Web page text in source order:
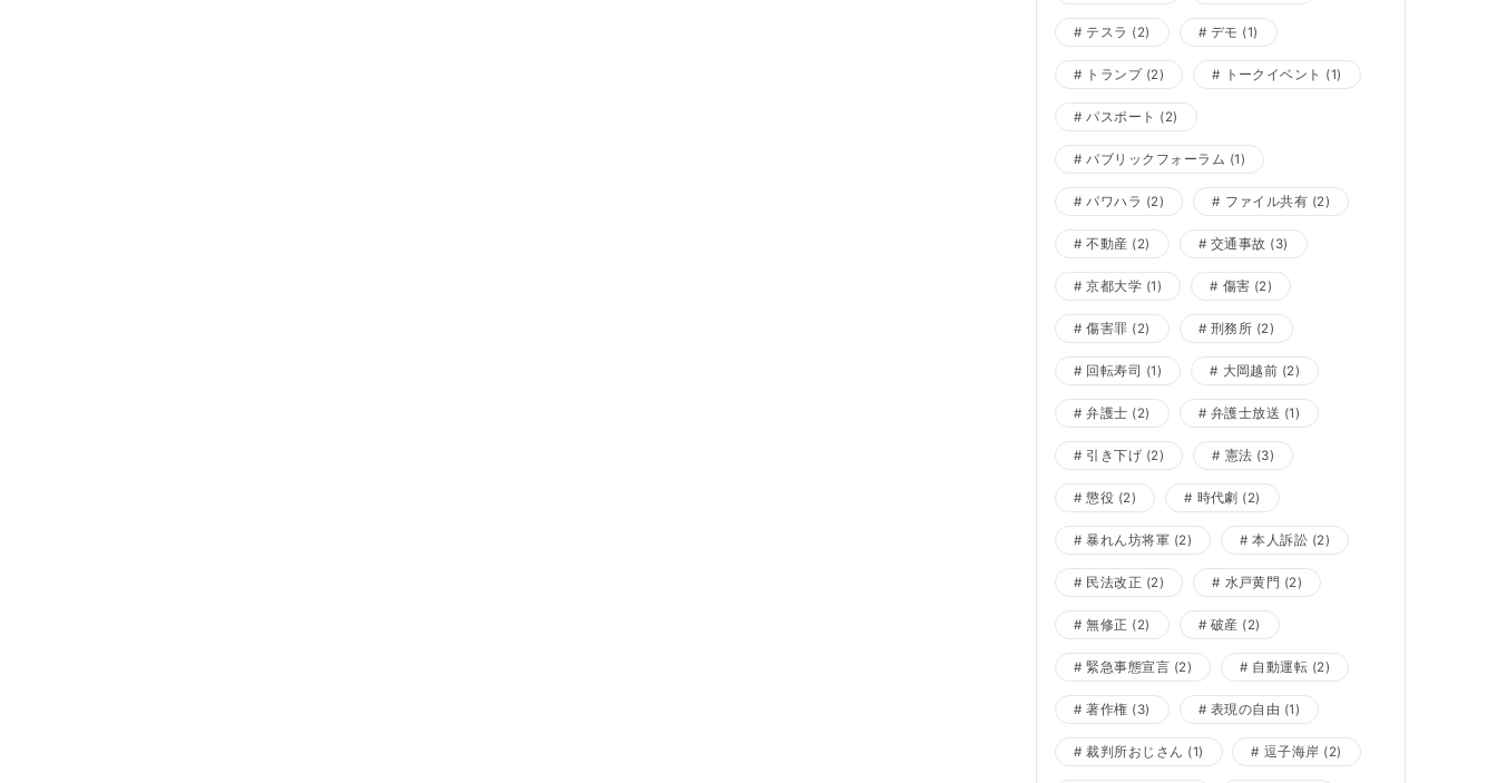
テスラ (2) デモ (1)
トランプ(2) トークイベント (1)
パスポート (2)
パブリックフォーラム (1)
パワハラ (2) ファイル共有 (2)
不動産 (2) 交通事故 (3)
京都大学 (1) 傷害 (2)
傷害罪 (2) 刑務所 (2)
回転寿司 (1) 大岡越前 (2)
弁護士 (2) 弁護士放送 (1)
引き下げ (2) 憲法 (3)
懲役 (2) 時代劇 (2)
暴れん坊将軍 (2) 本人訴訟 (2)
民法改正 (2) 水戸黄門 (2)
無修正 (2) 破産 (2)
緊急事態宣言 (2) 自動運転 (2)
著作権 (3) 表現の自由 (1)
裁判所おじさん (1) 逗子海岸 (2)